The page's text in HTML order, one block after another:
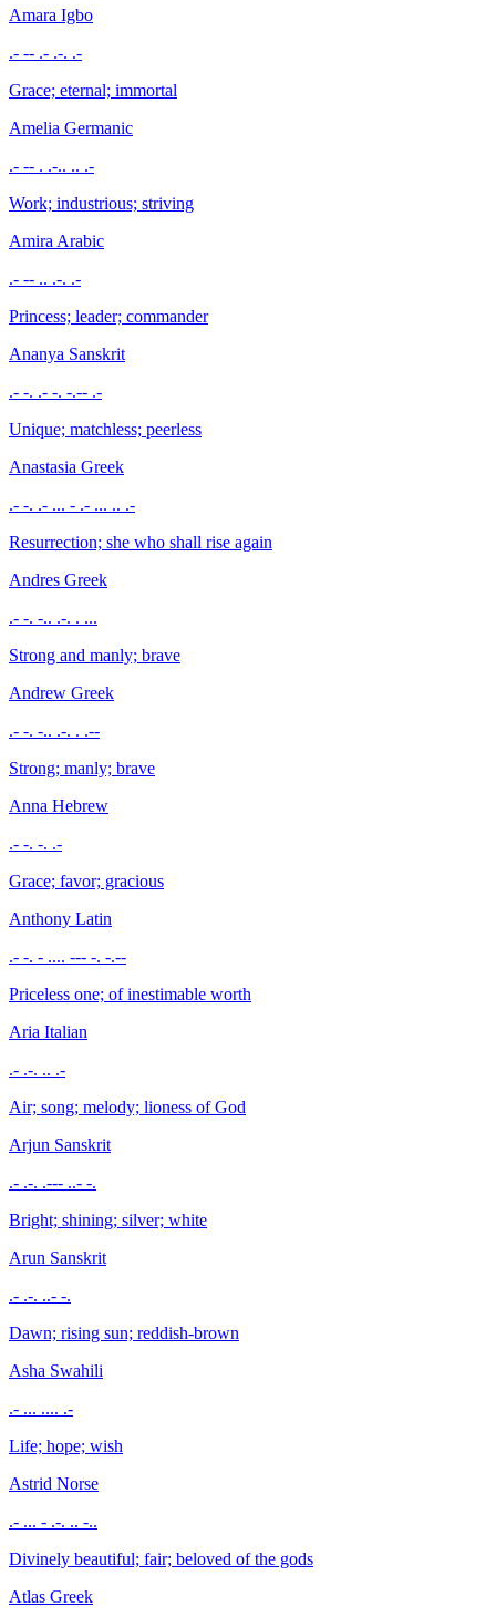
Amara Igbo
.- -- .- .-. .-
Grace; eternal; immortal
Amelia Germanic
.- -- . .-.. .. .-
Work; industrious; striving
Amira Arabic
.- -- .. .-. .-
Princess; leader; commander
Ananya Sanskrit
.- -. .- -. -.-- .-
Unique; matchless; peerless
Anastasia Greek
.- -. .- ... - .- ... .. .-
Resurrection; she who shall rise again
Andres Greek
.- -. -.. .-. . ...
Strong and manly; brave
Andrew Greek
.- -. -.. .-. . .--
Strong; manly; brave
Anna Hebrew
.- -. -. .-
Grace; favor; gracious
Anthony Latin
.- -. - .... --- -. -.--
Priceless one; of inestimable worth
Aria Italian
.- .-. .. .-
Air; song; melody; lioness of God
Arjun Sanskrit
.- .-. .--- ..- -.
Bright; shining; silver; white
Arun Sanskrit
.- .-. ..- -.
Dawn; rising sun; reddish-brown
Asha Swahili
.- ... .... .-
Life; hope; wish
Astrid Norse
.- ... - .-. .. -..
Divinely beautiful; fair; beloved of the gods
Atlas Greek